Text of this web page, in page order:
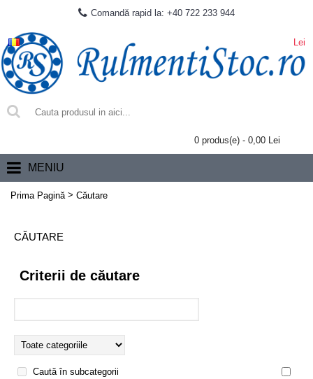
Comandă rapid la: +40 722 233 944
Lei
0 produs(e) - 0,00 Lei
MENIU
Prima Pagină > Căutare
CĂUTARE
Criterii de căutare
Caută în subcategorii